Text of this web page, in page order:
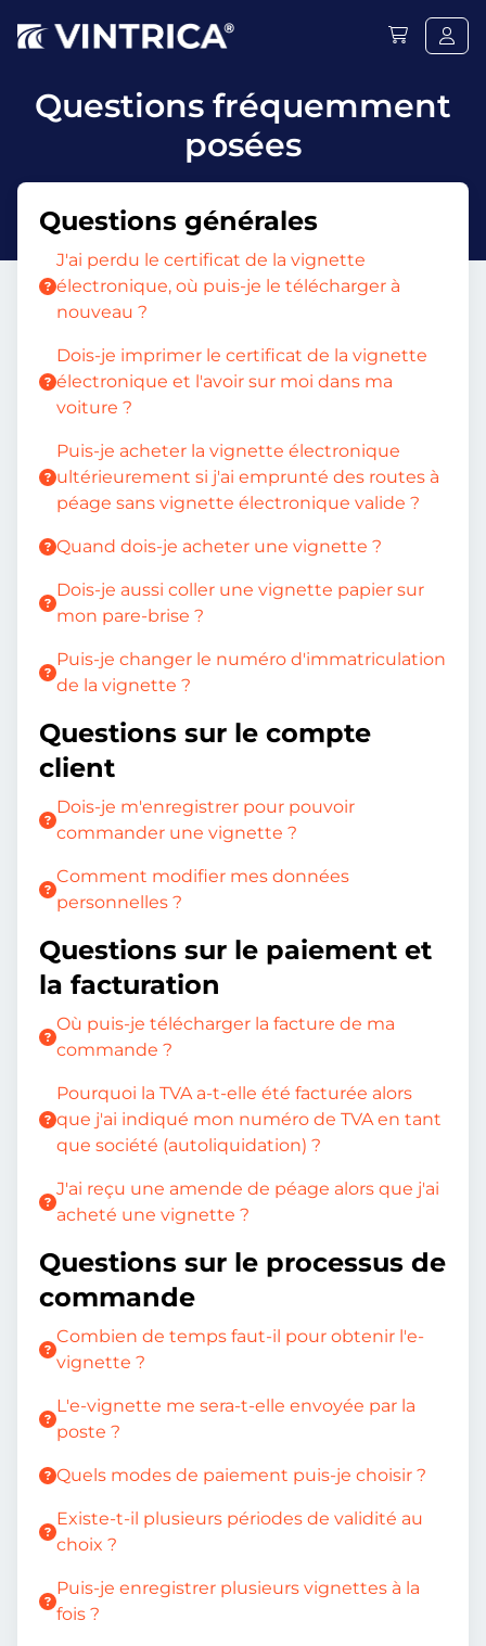
Questions fréquemment
posées
Questions générales
J'ai perdu le certificat de la vignette
électronique, où puis-je le télécharger à
nouveau ?
Dois-je imprimer le certificat de la vignette
électronique et l'avoir sur moi dans ma
voiture ?
Puis-je acheter la vignette électronique
ultérieurement si j'ai emprunté des routes à
péage sans vignette électronique valide ?
Quand dois-je acheter une vignette ?
Dois-je aussi coller une vignette papier sur
mon pare-brise ?
Puis-je changer le numéro d'immatriculation
de la vignette ?
Questions sur le compte
client
Dois-je m'enregistrer pour pouvoir
commander une vignette ?
Comment modifier mes données
personnelles ?
Questions sur le paiement et
la facturation
Où puis-je télécharger la facture de ma
commande ?
Pourquoi la TVA a-t-elle été facturée alors
que j'ai indiqué mon numéro de TVA en tant
que société (autoliquidation) ?
J'ai reçu une amende de péage alors que j'ai
acheté une vignette ?
Questions sur le processus de
commande
Combien de temps faut-il pour obtenir l'e-
vignette ?
L'e-vignette me sera-t-elle envoyée par la
poste ?
Quels modes de paiement puis-je choisir ?
Existe-t-il plusieurs périodes de validité au
choix ?
Puis-je enregistrer plusieurs vignettes à la
fois ?